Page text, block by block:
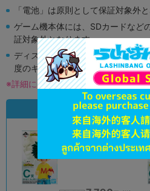
「電池」は原則として保証対象外と
ゲーム機本体には、SDカードなど
証対象外となります。
ディスク類の読み取り面のキズに
度のキズがある場合がございます。
※詳細につきましてはコチラ
状態違いの
状態 :A
オンライン